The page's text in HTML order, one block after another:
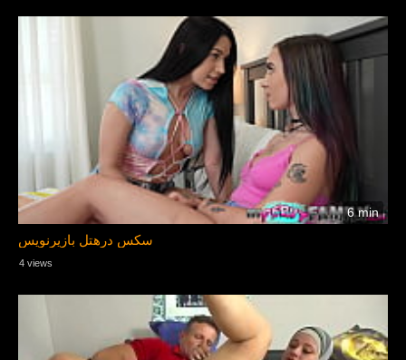
6 min
سکس درهتل بازیرنویس
4 views